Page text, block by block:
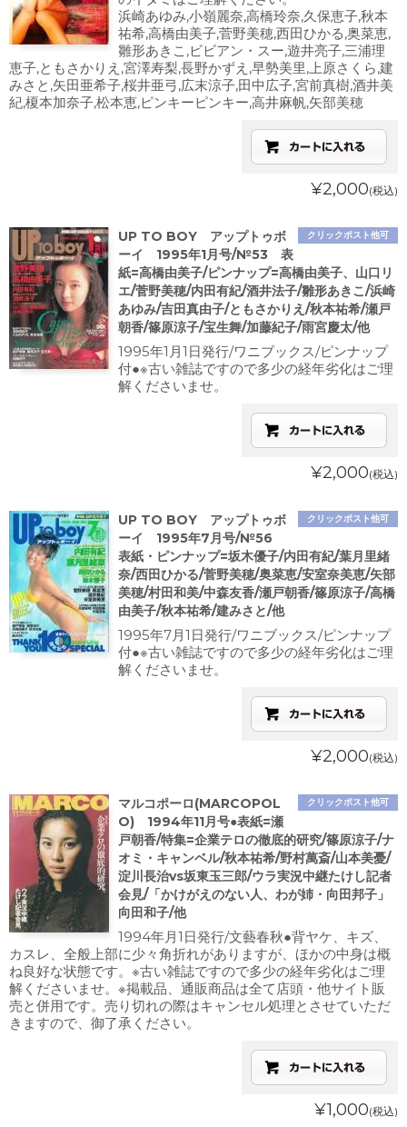
浜崎あゆみ,小嶺麗奈,高橋玲奈,久保恵子,秋本
祐希,高橋由美子,菅野美穂,西田ひかる,奥菜恵,
雛形あきこ,ビビアン・スー,遊井亮子,三浦理
恵子,ともさかりえ,宮澤寿梨,長野かずえ,早勢美里,上原さくら,建
みさと,矢田亜希子,桜井亜弓,広末涼子,田中広子,宮前真樹,酒井美
紀,榎本加奈子,松本恵,ピンキーピンキー,高井麻帆,矢部美穂
¥2,000(税込)
クリックポスト他可
UP TO BOY アップトゥボ
ーイ 1995年1月号/№53 表
紙=高橋由美子/ピンナップ=高橋由美子、山口リ
エ/菅野美穂/内田有紀/酒井法子/雛形あきこ/浜崎
あゆみ/吉田真由子/ともさかりえ/秋本祐希/瀬戸
朝香/篠原涼子/宝生舞/加藤紀子/雨宮慶太/他
1995年1月1日発行/ワニブックス/ピンナップ
付●※古い雑誌ですので多少の経年劣化はご理
解くださいませ。
¥2,000(税込)
クリックポスト他可
UP TO BOY アップトゥボ
ーイ 1995年7月号/№56
表紙・ピンナップ=坂木優子/内田有紀/葉月里緒
奈/西田ひかる/菅野美穂/奥菜恵/安室奈美恵/矢部
美穂/村田和美/中森友香/瀬戸朝香/篠原涼子/高橋
由美子/秋本祐希/建みさと/他
1995年7月1日発行/ワニブックス/ピンナップ
付●※古い雑誌ですので多少の経年劣化はご理
解くださいませ。
¥2,000(税込)
クリックポスト他可
マルコポーロ(MARCOPOL
O) 1994年11月号●表紙=瀬
戸朝香/特集=企業テロの徹底的研究/篠原涼子/ナ
オミ・キャンベル/秋本祐希/野村萬斎/山本美憂/
淀川長治vs坂東玉三郎/ウラ実況中継たけし記者
会見/「かけがえのない人、わが姉・向田邦子」
向田和子/他
1994年月1日発行/文藝春秋●背ヤケ、キズ、
カスレ、全般上部に少々角折れがありますが、ほかの中身は概
ね良好な状態です。※古い雑誌ですので多少の経年劣化はご理
解くださいませ。※掲載品、通販商品は全て店頭・他サイト販
売と併用です。売り切れの際はキャンセル処理とさせていただ
きますので、御了承ください。
¥1,000(税込)